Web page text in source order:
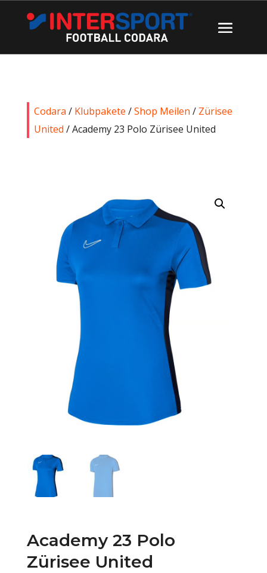
Codara / Klubpakete /Shop Meilen / Zürisee
United / Academy 23 Polo Zürisee United
Academy 23 Polo
Zürisee United